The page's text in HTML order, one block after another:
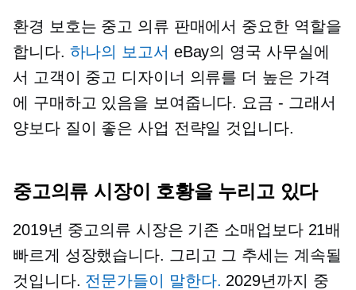
환경 보호는 중고 의류 판매에서 중요한 역할을
합니다. 하나의 보고서 eBay의 영국 사무실에
서 고객이 중고 디자이너 의류를 더 높은 가격
에 구매하고 있음을 보여줍니다. 요금 - 그래서
양보다 질이 좋은 사업 전략일 것입니다.
중고의류 시장이 호황을 누리고 있다
2019년 중고의류 시장은 기존 소매업보다 21배
빠르게 성장했습니다. 그리고 그 추세는 계속될
것입니다. 전문가들이 말한다. 2029년까지 중